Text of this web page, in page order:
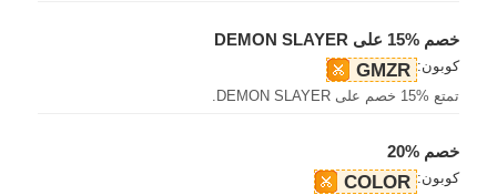
خصم %15 على DEMON SLAYER
كوبون: GMZR
تمتع %15 خصم على DEMON SLAYER.
خصم %20
كوبون: COLOR